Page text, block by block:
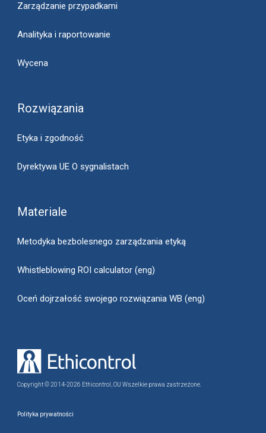
Zarządzanie przypadkami
Analityka i raportowanie
Wycena
Rozwiązania
Etyka i zgodność
Dyrektywa UE O sygnalistach
Materiale
Metodyka bezbolesnego zarządzania etyką
Whistleblowing ROI calculator (eng)
Oceń dojrzałość swojego rozwiązania WB (eng)
Copyright © 2014-2026 Ethicontrol, OU Wszelkie prawa zastrzeżone.
Polityka prywatności